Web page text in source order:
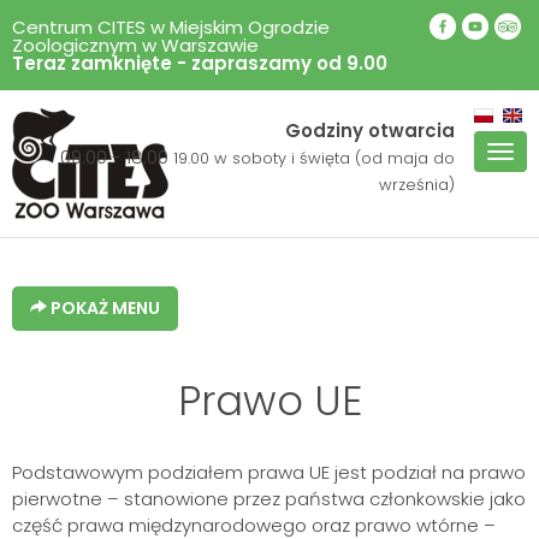
Centrum CITES w Miejskim Ogrodzie
Zoologicznym w Warszawie
Teraz zamknięte - zapraszamy od 9.00
Godziny otwarcia
09:00 - 18.00 19.00 w soboty i święta (od maja do
września)
POKAŻ MENU
Prawo UE
Podstawowym podziałem prawa UE jest podział na prawo
pierwotne – stanowione przez państwa członkowskie jako
część prawa międzynarodowego oraz prawo wtórne –